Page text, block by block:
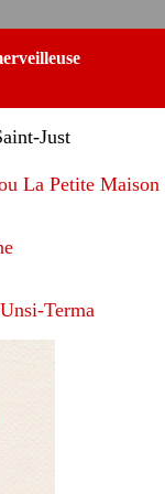
Just
La Petite Maison
Terma